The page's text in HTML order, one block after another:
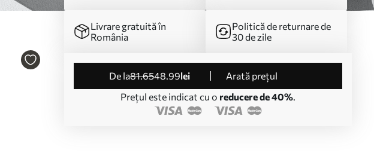
Livrare gratuită în
România
Politică de returnare de
30 de zile
de la81.6548.99lei
Arată prețul
Prețul este indicat cu o reducere de 40%.